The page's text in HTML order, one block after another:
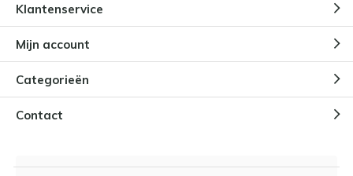
Klantenservice
Mijn account
Categorieën
Contact